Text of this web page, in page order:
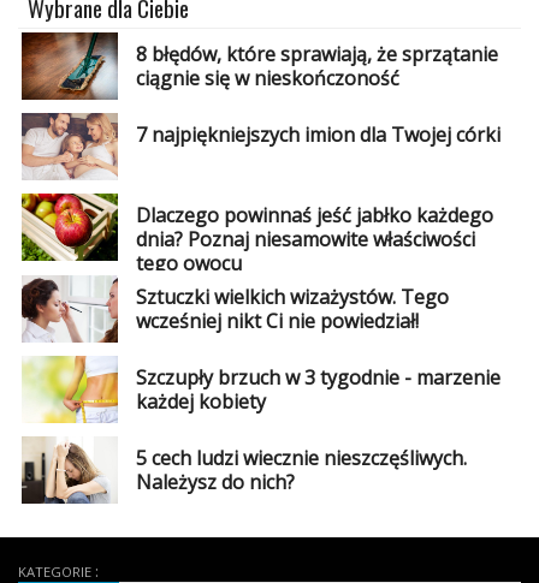
Wybrane dla Ciebie
8 błędów, które sprawiają, że sprzątanie
ciągnie się w nieskończoność
7 najpiękniejszych imion dla Twojej córki
Dlaczego powinnaś jeść jabłko każdego
dnia? Poznaj niesamowite właściwości
tego owocu
Sztuczki wielkich wizażystów. Tego
wcześniej nikt Ci nie powiedział!
Szczupły brzuch w 3 tygodnie - marzenie
każdej kobiety
5 cech ludzi wiecznie nieszczęśliwych.
Należysz do nich?
KATEGORIE